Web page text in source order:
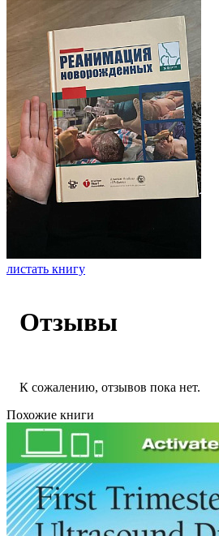
листать книгу
Отзывы
К сожалению, отзывов пока нет.
Похожие книги